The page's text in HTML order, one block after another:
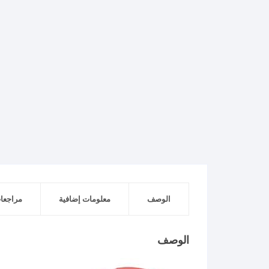
الوصف معلومات إضافية
الوصف